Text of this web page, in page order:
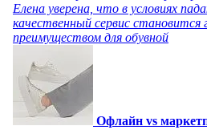
Елена уверена, что в условиях
качественный сервис
преимуществом для обувной
Офлайн vs